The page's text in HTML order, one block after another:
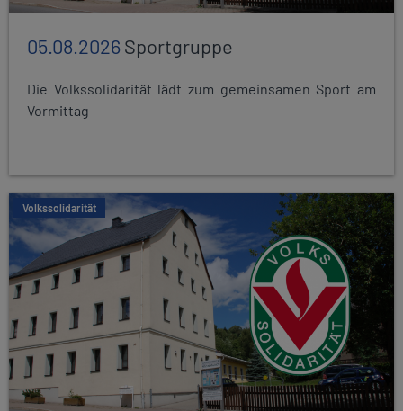
05.08.2026Sportgruppe
Die Volkssolidarität lädt zum gemeinsamen Sport am
Vormittag
Volkssolidarität